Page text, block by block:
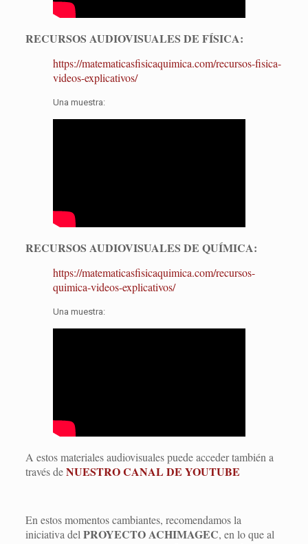
RECURSOS AUDIOVISUALES DE FÍSICA:
https://matematicasfisicaquimica.com/recursos-fisica-
videos-explicativos/
Una muestra:
RECURSOS AUDIOVISUALES DE QUÍMICA:
https://matematicasfisicaquimica.com/recursos-
quimica-videos-explicativos/
Una muestra:
A estos materiales audiovisuales puede acceder también a
través deNUESTRO CANAL DE YOUTUBE
En estos momentos cambiantes, recomendamos la
iniciativa del PROYECTO ACHIMAGEC, en lo que al